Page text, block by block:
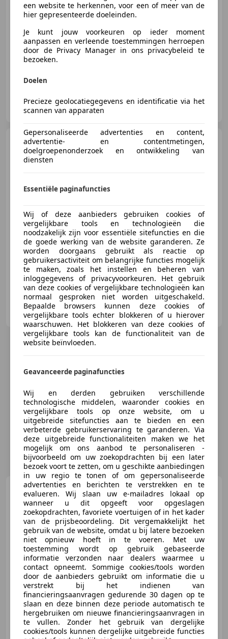
165 kW (224 PK)
Autohero Den Bosch
NL-5222 AS 'S-HERTOGENBOSCH
Mitsubishi Colt1.3 Edition
Two | Airco | Trekhaak afn. |
04/2011 206.850 km Benzine
71 kW (97 PK)
Auto Centrum Stiphout B.V.
NL-5708 EJ HELMOND
Mitsubishi Outlander
2.0 PHEV PHEV Top 4WD
€ 17.749
11/2016 41.213 km
Elektro/Benzine
149 kW (203 PK)
21 dagen geld-terug-garantie, inclusief 1 jaar garantie
een website te herkennen, voor een of meer van de
hier gepresenteerde doeleinden.
Je kunt jouw voorkeuren op ieder moment
aanpassen en verleende toestemmingen herroepen
door de Privacy Manager in ons privacybeleid te
bezoeken.
Doelen
Precieze geolocatiegegevens en identificatie via het
scannen van apparaten
Gepersonaliseerde advertenties en content,
advertentie- en contentmetingen,
doelgroepenonderzoek en ontwikkeling van
diensten
Essentiële paginafuncties
Wij of deze aanbieders gebruiken cookies of
vergelijkbare tools en technologieën die
noodzakelijk zijn voor essentiële sitefuncties en die
de goede werking van de website garanderen. Ze
worden doorgaans gebruikt als reactie op
gebruikersactiviteit om belangrijke functies mogelijk
te maken, zoals het instellen en beheren van
inloggegevens of privacyvoorkeuren. Het gebruik
van deze cookies of vergelijkbare technologieën kan
normaal gesproken niet worden uitgeschakeld.
Bepaalde browsers kunnen deze cookies of
vergelijkbare tools echter blokkeren of u hierover
waarschuwen. Het blokkeren van deze cookies of
vergelijkbare tools kan de functionaliteit van de
website beïnvloeden.
Geavanceerde paginafuncties
Wij en derden gebruiken verschillende
technologische middelen, waaronder cookies en
vergelijkbare tools op onze website, om u
uitgebreide sitefuncties aan te bieden en een
verbeterde gebruikerservaring te garanderen. Via
deze uitgebreide functionaliteiten maken we het
mogelijk om ons aanbod te personaliseren -
bijvoorbeeld om uw zoekopdrachten bij een later
bezoek voort te zetten, om u geschikte aanbiedingen
in uw regio te tonen of om gepersonaliseerde
advertenties en berichten te verstrekken en te
evalueren. Wij slaan uw e-mailadres lokaal op
wanneer u dit opgeeft voor opgeslagen
zoekopdrachten, favoriete voertuigen of in het kader
van de prijsbeoordeling. Dit vergemakkelijkt het
gebruik van de website, omdat u bij latere bezoeken
niet opnieuw hoeft in te voeren. Met uw
toestemming wordt op gebruik gebaseerde
informatie verzonden naar dealers waarmee u
contact opneemt. Sommige cookies/tools worden
door de aanbieders gebruikt om informatie die u
verstrekt bij het indienen van
financieringsaanvragen gedurende 30 dagen op te
slaan en deze binnen deze periode automatisch te
hergebruiken om nieuwe financieringsaanvragen in
te vullen. Zonder het gebruik van dergelijke
cookies/tools kunnen dergelijke uitgebreide functies